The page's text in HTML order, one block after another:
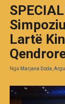
Lartë
Nga Marjana Doda,